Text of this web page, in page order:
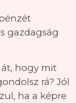
gazdagság
hogy mit
rá? Jól
ha a képre